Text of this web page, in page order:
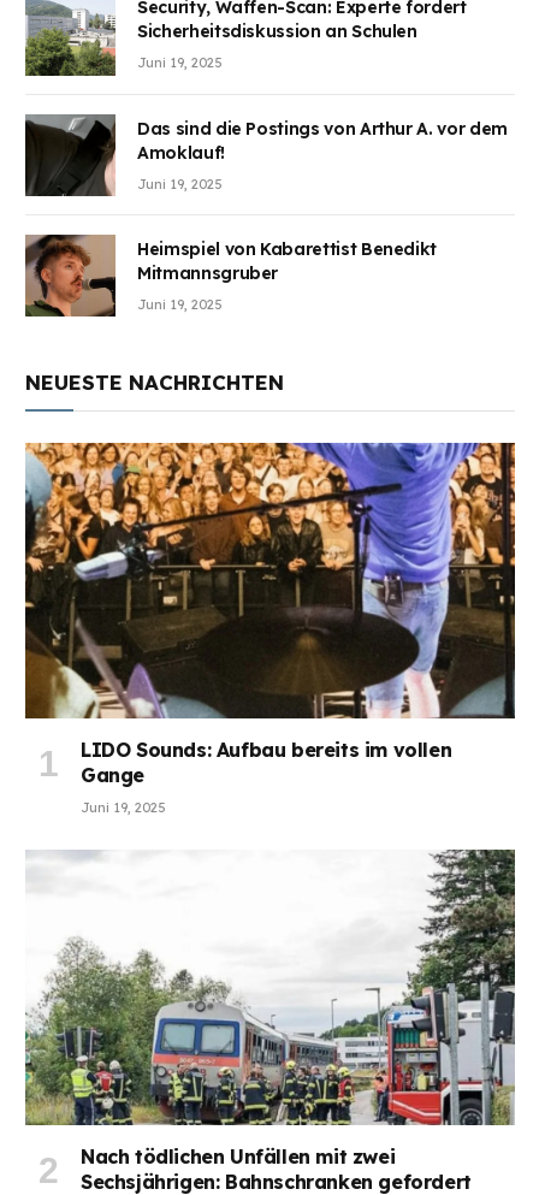
Security, Waffen-Scan: Experte fordert
Sicherheitsdiskussion an Schulen
Juni 19, 2025
Das sind die Postings von Arthur A. vor dem
Amoklauf!
Juni 19, 2025
Heimspiel von Kabarettist Benedikt
Mitmannsgruber
Juni 19, 2025
NEUESTE NACHRICHTEN
LIDO Sounds: Aufbau bereits im vollen
Gange
Juni 19, 2025
Nach tödlichen Unfällen mit zwei
Sechsjährigen: Bahnschranken gefordert